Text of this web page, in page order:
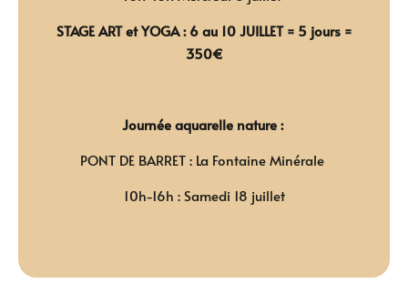
STAGE ART et YOGA : 6 au 10 JUILLET = 5 jours =
350€
Journée aquarelle nature :
PONT DE BARRET : La Fontaine Minérale
10h-16h : Samedi 18 juillet